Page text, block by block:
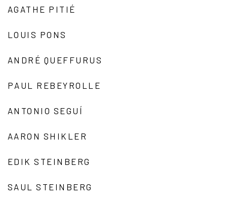
AGATHE PITIÉ
LOUIS PONS
ANDRÉ QUEFFURUS
PAUL REBEYROLLE
ANTONIO SEGUÍ
AARON SHIKLER
EDIK STEINBERG
SAUL STEINBERG